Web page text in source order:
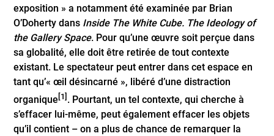
exposition » a notamment été examinée par Brian
O’Doherty dans Inside The White Cube. The Ideology of
the Gallery Space. Pour qu’une œuvre soit perçue dans
sa globalité, elle doit être retirée de tout contexte
existant. Le spectateur peut entrer dans cet espace en
tant qu’« œil désincarné », libéré d’une distraction
organique[1] . Pourtant, un tel contexte, qui cherche à
s’effacer lui-même, peut également effacer les objets
qu’il contient – on a plus de chance de remarquer la